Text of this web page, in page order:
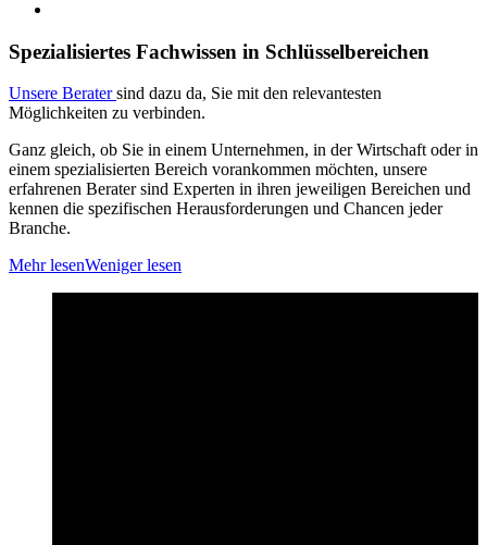
Spezialisiertes Fachwissen in Schlüsselbereichen
Unsere Beratersind dazu da, Sie mit den relevantesten
Möglichkeiten zu verbinden.
Ganz gleich, ob Sie in einem Unternehmen, in der Wirtschaft oder in
einem spezialisierten Bereich vorankommen möchten, unsere
erfahrenen Berater sind Experten in ihren jeweiligen Bereichen und
kennen die spezifischen Herausforderungen und Chancen jeder
Branche.
Mehr lesenWeniger lesen